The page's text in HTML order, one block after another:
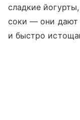
сладкие
соки — они дают
и быстро